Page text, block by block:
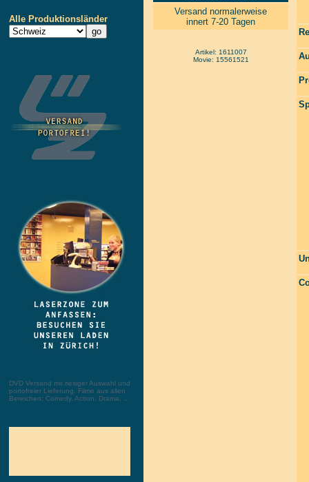
Alle Produktionsländer
DVD Versand mit riesiger Auswahl und
portofreier Lieferung. Filme aus allen
Bereichen: Comedy, Action, Drama, ...
Versand normalerweise
innert 7-20 Tagen
Artikel: 1611007
Movie: 15561521